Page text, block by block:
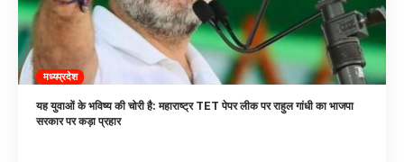
मध्यप्रदेश
यह युवाओं के भविष्य की चोरी है: महाराष्ट्र TET पेपर लीक पर राहुल गांधी का भाजपा
सरकार पर कड़ा प्रहार